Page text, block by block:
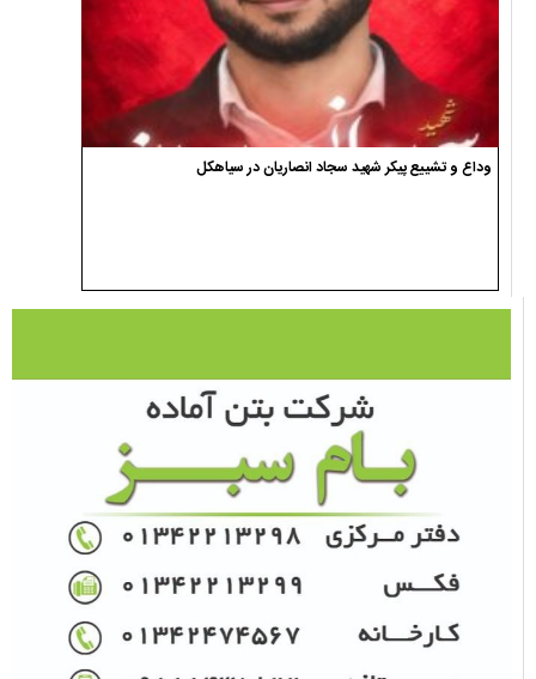
وداع و تشییع پیکر شهید سجاد انصاریان در سیاهکل